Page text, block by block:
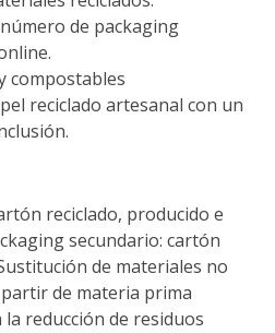
de packaging
compostables
reciclado artesanal con un
reciclado, producido e
secundario: cartón
de materiales no
de materia prima
reducción de residuos